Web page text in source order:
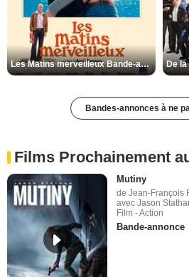
Les Matins merveilleux Bande-annonce VF
Bandes-annonces à ne
Films Prochainement
Mutiny
de Jean-François
avec Jason
Film - Action
Bande-annonce